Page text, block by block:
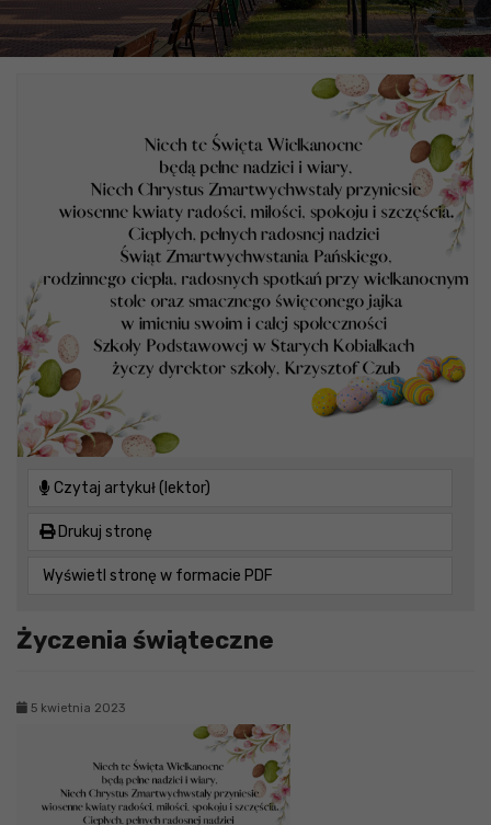
Czytaj artykuł (lektor)
Drukuj stronę
Wyświetl stronę w formacie PDF
Życzenia świąteczne
5 kwietnia 2023